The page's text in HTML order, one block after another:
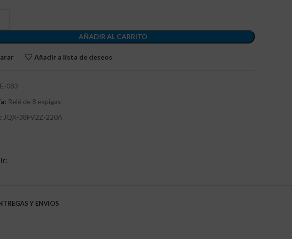
AÑADIR AL CARRITO
Añadir a lista de deseos
083
Relé de 8 espigas
JQX-38FV2Z-220A
Y ENVIOS